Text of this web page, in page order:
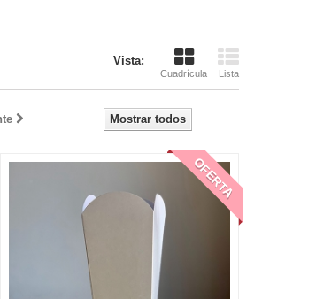
Vista:
Cuadrícula Lista
Mostrar todos
OFERTA